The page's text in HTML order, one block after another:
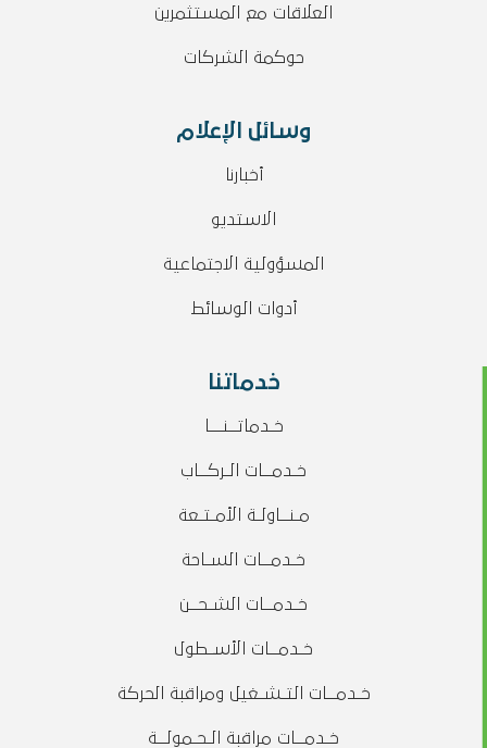
العلاقات مع المستثمرين
حوكمة الشركات
وسائل الإعلام
أخبارنا
الاستديو
المسؤولية الاجتماعية
أدوات الوسائط
خدماتنا
خـدماتــنـــا
خـدمــات الـركــاب
مـنــاولـة الأمـتـعة
خـدمــات السـاحة
خـدمــات الشـحــن
خـدمــات الأسـطول
خـدمــات التـشـغيل ومراقبة الحركة
خـدمــات مراقبة الـحـمولــة